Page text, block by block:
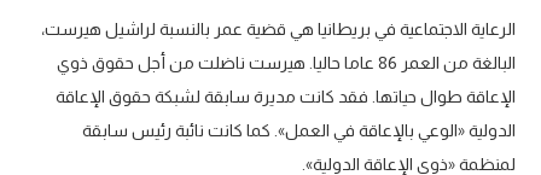
الرعاية الاجتماعية في بريطانيا هي قضية عمر بالنسبة لراشيل هيرست،
البالغة من العمر 86 عاما حاليا. هيرست ناضلت من أجل حقوق ذوي
الإعاقة طوال حياتها. فقد كانت مديرة سابقة لشبكة حقوق الإعاقة
الدولية «الوعي بالإعاقة في العمل». كما كانت نائبة رئيس سابقة
لمنظمة «ذوي الإعاقة الدولية».